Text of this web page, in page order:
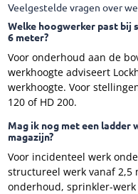
Veelgestelde vragen over
Welke hoogwerker past bij
6 meter?
Voor onderhoud aan de
werkhoogte adviseert
werkhoogte. Voor
120 of HD 200.
Mag ik nog met een ladder
magazijn?
Voor incidenteel werk
structureel werk vanaf
onderhoud, sprinkler-